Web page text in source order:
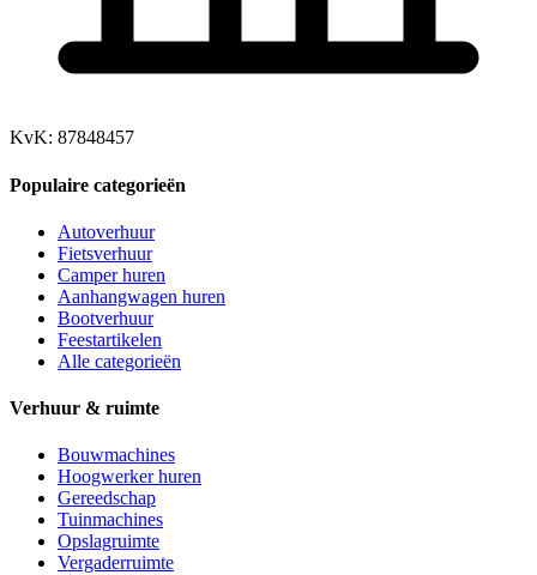
KvK: 87848457
Populaire categorieën
Autoverhuur
Fietsverhuur
Camper huren
Aanhangwagen huren
Bootverhuur
Feestartikelen
Alle categorieën
Verhuur & ruimte
Bouwmachines
Hoogwerker huren
Gereedschap
Tuinmachines
Opslagruimte
Vergaderruimte